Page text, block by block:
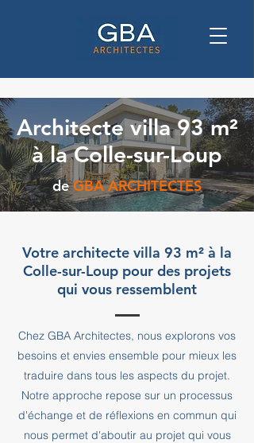
Architecte villa 93 m²
à la Colle-sur-Loup
de GBA ARCHITECTES
Votre architecte villa 93 m² à la
Colle-sur-Loup pour des projets
qui vous ressemblent
Chez GBA Architectes, nous explorons vos
besoins et envies ensemble pour mieux les
traduire dans tous les aspects du projet.
Notre approche repose sur un processus
d'échange et de réflexions en commun qui
nous permet d'aboutir au projet qui vous